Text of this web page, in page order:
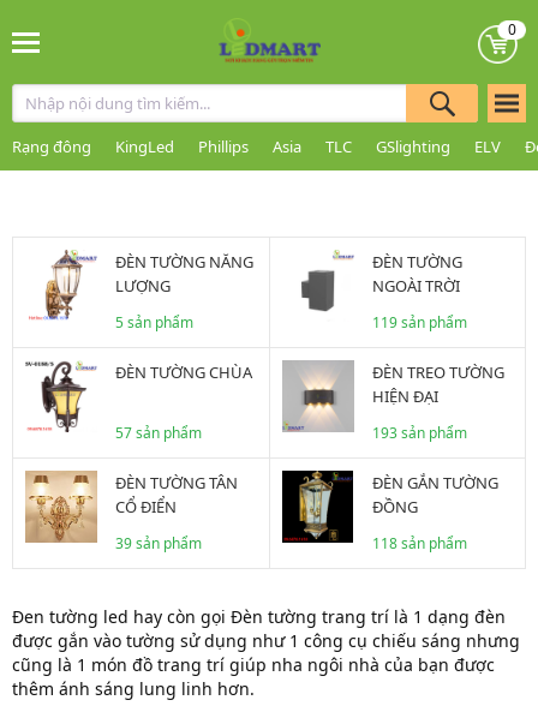
0
Rạng đông KingLed Phillips Asia TLC GSlighting ELV
ĐÈN TƯỜNG NĂNG
LƯỢNG
5 sản phẩm
ĐÈN TƯỜNG
NGOÀI TRỜI
119 sản phẩm
ĐÈN TƯỜNG CHÙA
57 sản phẩm
ĐÈN TREO TƯỜNG
HIỆN ĐẠI
193 sản phẩm
ĐÈN TƯỜNG TÂN
CỔ ĐIỂN
39 sản phẩm
ĐÈN GẮN TƯỜNG
ĐỒNG
118 sản phẩm
Đen tường led hay còn gọi Đèn tường trang trí là 1 dạng đèn
được gắn vào tường sử dụng như 1 công cụ chiếu sáng nhưng
cũng là 1 món đồ trang trí giúp nha ngôi nhà của bạn được
thêm ánh sáng lung linh hơn.